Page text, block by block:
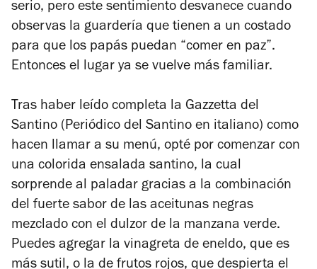
serio, pero este sentimiento desvanece cuando
observas la guardería que tienen a un costado
para que los papás puedan “comer en paz”.
Entonces el lugar ya se vuelve más familiar.
Tras haber leído completa la Gazzetta del
Santino (Periódico del Santino en italiano) como
hacen llamar a su menú, opté por comenzar con
una colorida ensalada santino, la cual
sorprende al paladar gracias a la combinación
del fuerte sabor de las aceitunas negras
mezclado con el dulzor de la manzana verde.
Puedes agregar la vinagreta de eneldo, que es
más sutil, o la de frutos rojos, que despierta el